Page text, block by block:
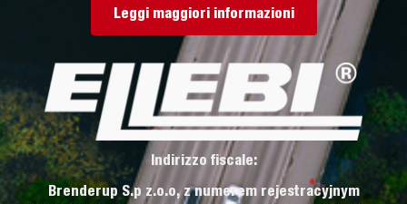
Leggi maggiori informazioni
Indirizzo fiscale:
Brenderup S.p z.o.o, z numerem rejestracyjnym